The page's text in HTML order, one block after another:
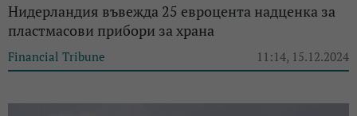
Нидерландия въвежда 25 евроцента надценка за
пластмасови прибори за храна
Financial Tribune 11:14, 15.12.2024